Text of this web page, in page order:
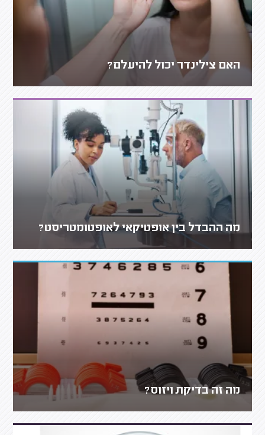
האם צילינדר יכול להיעלם?
מה ההבדל בין אופטיקאי לאופטומטריסט?
מה זה בדיקת ויזוס?